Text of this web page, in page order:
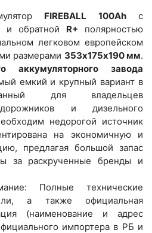
FIREBALL 100Ahс
и обратной R+ полярностью
легковом европейском
размерами 353х175х190 мм.
аккумуляторного завода
емкий и крупный вариант в
для владельцев
и дизельного
недорогой источник
на экономичную и
предлагая большой запас
за раскрученные бренды и
Полные технические
а также официальная
(наименование и адрес
импортера в РБ и